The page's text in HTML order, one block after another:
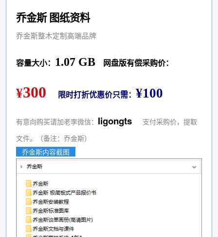
乔金斯 图纸资料
乔金斯整木定制高端品牌
容量大小： 1.07 GB 网盘版有偿采购价：
¥300 限时打折优惠价只需： ¥100
有意向购买请加老李微信： ligongts
支付采购价，提取
文件。（备注：乔金斯）
乔金斯内容截图